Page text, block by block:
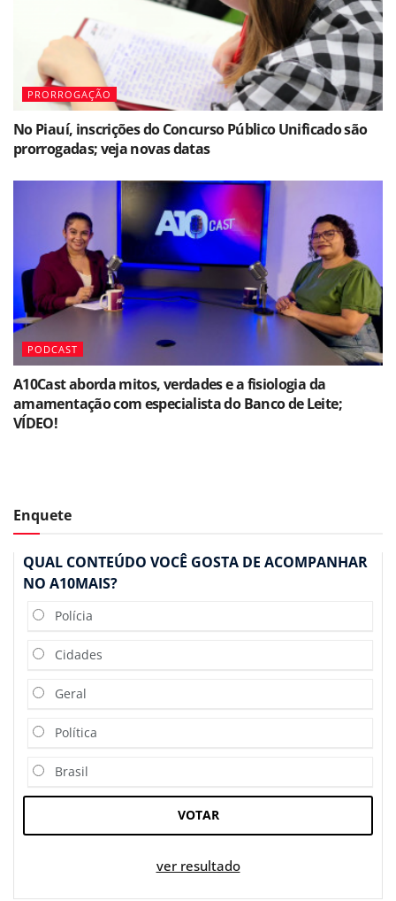
PRORROGAÇÃO
No Piauí, inscrições do Concurso Público Unificado são
prorrogadas; veja novas datas
PODCAST
A10Cast aborda mitos, verdades e a fisiologia da
amamentação com especialista do Banco de Leite;
VÍDEO!
Enquete
QUAL CONTEÚDO VOCÊ GOSTA DE ACOMPANHAR
NO A10MAIS?
Polícia
Cidades
Geral
Política
Brasil
VOTAR
ver resultado